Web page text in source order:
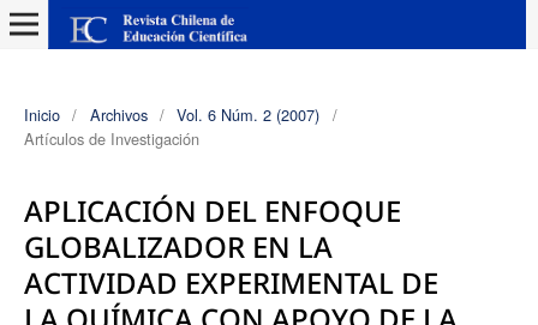
Inicio / Archivos / Vol. 6 Núm. 2 (2007) /
Artículos de Investigación
APLICACIÓN DEL ENFOQUE
GLOBALIZADOR EN LA
ACTIVIDAD EXPERIMENTAL DE